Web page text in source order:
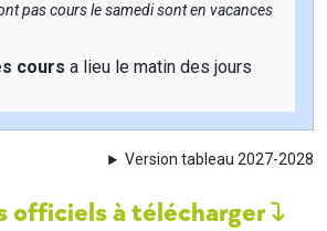
pas cours le samedi sont en vacances
cours a lieu le matin des jours
Version tableau 2027-2028
officiels à télécharger